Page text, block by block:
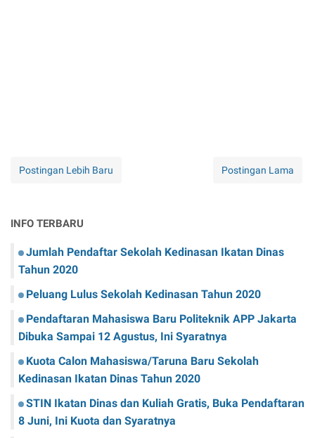
Postingan Lebih Baru Postingan Lama
INFO TERBARU
Jumlah Pendaftar Sekolah Kedinasan Ikatan Dinas
Tahun 2020
Peluang Lulus Sekolah Kedinasan Tahun 2020
Pendaftaran Mahasiswa Baru Politeknik APP Jakarta
Dibuka Sampai 12 Agustus, Ini Syaratnya
Kuota Calon Mahasiswa/Taruna Baru Sekolah
Kedinasan Ikatan Dinas Tahun 2020
STIN Ikatan Dinas dan Kuliah Gratis, Buka Pendaftaran
8 Juni, Ini Kuota dan Syaratnya